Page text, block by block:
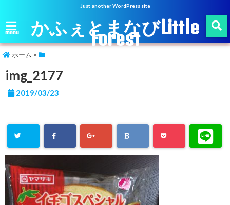
Just another WordPress site
menu かふぇとまなびLittle
Forest
ホーム >
img_2177
2019/03/23